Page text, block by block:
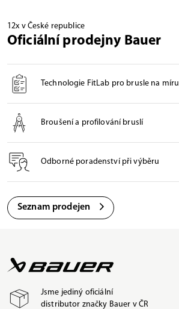
12x v České republice
Oficiální prodejny Bauer
Technologie FitLab pro brusle na míru
Broušení a profilování bruslí
Odborné poradenství při výběru
Seznam prodejen
Jsme jediný oficiální
distributor značky Bauer v ČR